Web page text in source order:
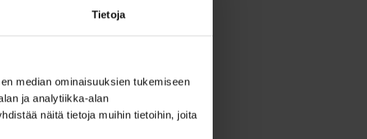
Tietoja
median ominaisuuksien tukemiseen
ja analytiikka-alan
näitä tietoja muihin tietoihin, joita